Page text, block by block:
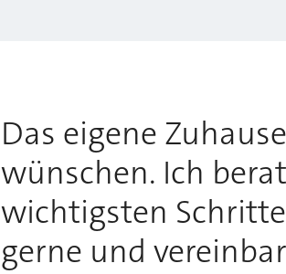
Das eigene
wünschen. Ich
wichtigsten
gerne und